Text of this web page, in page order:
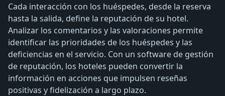
Cada interacción con los huéspedes, desde la reserva
hasta la salida, define la reputación de su hotel.
Analizar los comentarios y las valoraciones permite
identificar las prioridades de los huéspedes y las
deficiencias en el servicio. Con un software de gestión
de reputación, los hoteles pueden convertir la
información en acciones que impulsen reseñas
positivas y fidelización a largo plazo.